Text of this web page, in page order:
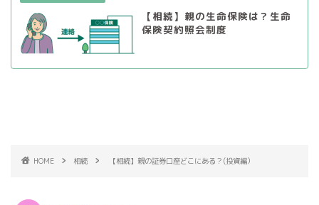
【相続】親の生命保険は？生命
保険契約照会制度
HOME 相続 【相続】親の証券口座どこにある？(投資編）